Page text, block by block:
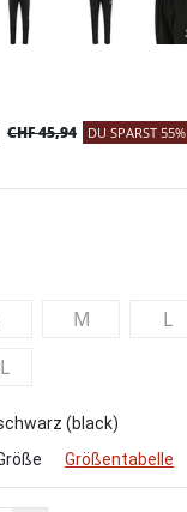
CHF 45,94 DU SPARST 55%
M L
(black)
Größentabelle